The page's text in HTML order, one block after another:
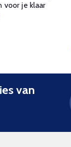
voor je klaar
van